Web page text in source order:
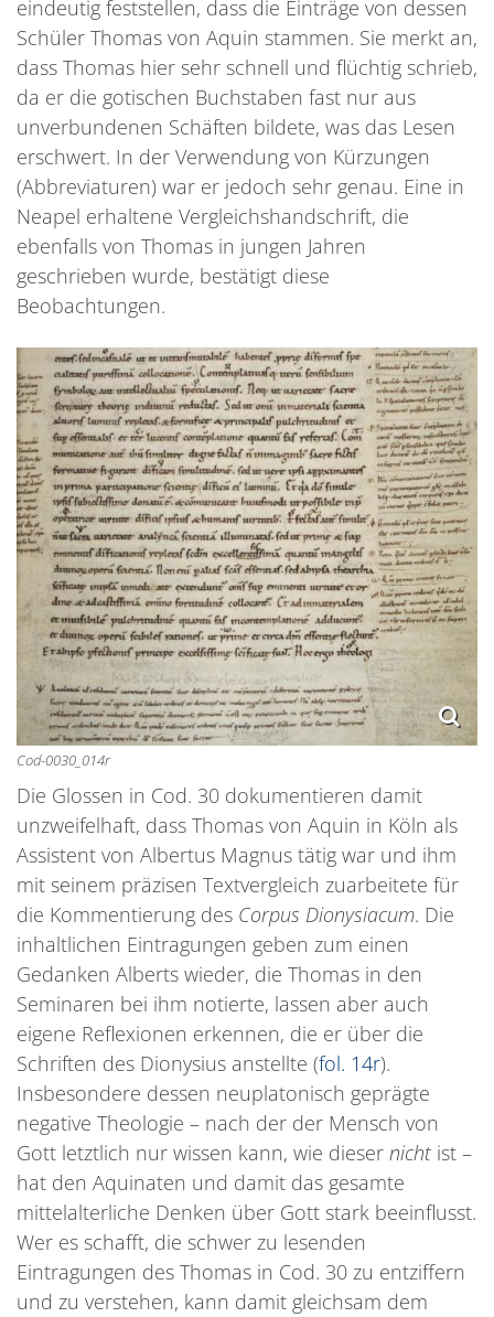
eindeutig feststellen, dass die Einträge von dessen
Schüler Thomas von Aquin stammen. Sie merkt an,
dass Thomas hier sehr schnell und flüchtig schrieb,
da er die gotischen Buchstaben fast nur aus
unverbundenen Schäften bildete, was das Lesen
erschwert. In der Verwendung von Kürzungen
(Abbreviaturen) war er jedoch sehr genau. Eine in
Neapel erhaltene Vergleichshandschrift, die
ebenfalls von Thomas in jungen Jahren
geschrieben wurde, bestätigt diese
Beobachtungen.
Cod-0030_014r
Die Glossen in Cod. 30 dokumentieren damit
unzweifelhaft, dass Thomas von Aquin in Köln als
Assistent von Albertus Magnus tätig war und ihm
mit seinem präzisen Textvergleich zuarbeitete für
die Kommentierung des Corpus Dionysiacum. Die
inhaltlichen Eintragungen geben zum einen
Gedanken Alberts wieder, die Thomas in den
Seminaren bei ihm notierte, lassen aber auch
eigene Reflexionen erkennen, die er über die
Schriften des Dionysius anstellte (fol. 14r).
Insbesondere dessen neuplatonisch geprägte
negative Theologie – nach der der Mensch von
Gott letztlich nur wissen kann, wie dieser nicht ist –
hat den Aquinaten und damit das gesamte
mittelalterliche Denken über Gott stark beeinflusst.
Wer es schafft, die schwer zu lesenden
Eintragungen des Thomas in Cod. 30 zu entziffern
und zu verstehen, kann damit gleichsam dem